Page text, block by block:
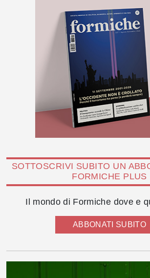
SOTTOSCRIVI SUBITO UN
FORMICHE PLUS
Il mondo di Formiche dove e
ABBONATI SUBITO